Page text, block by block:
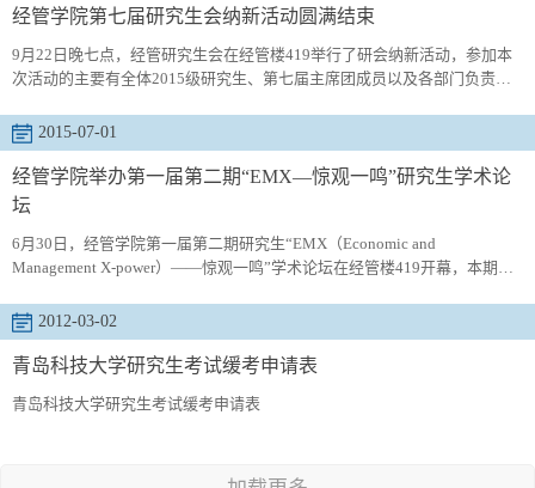
色阴阳棚、光伏菌菇棚、特种苗木棚等棚区，了解了光伏农业全产业链模
经管学院第七届研究生会纳新活动圆满结束
9月22日晚七点，经管研究生会在经管楼419举行了研会纳新活动，参加本
次活动的主要有全体2015级研究生、第七届主席团成员以及各部门负责
部、文艺部、外联部几大部门，每个部门都各具特色、各有所长，职能也
更加丰富多元。纳新活动共分为四个部分进行，首先，研会全体成员向新
同学的到来表示了热烈欢迎，并以视频形式向应聘同学展示了研会以往的
活动及成果。...
2015-07-01
经管学院举办第一届第二期“EMX—惊观一鸣”研究生学术论
坛
6月30日，经管学院第一届第二期研究生“EMX（Economic and
Management X-power）——惊观一鸣”学术论坛在经管楼419开幕，本期论
自己的创业经验为同学们做了分享。从大学毕业后的不断跳槽到读完MBA
后合伙创业再到后来的公司腾飞，王老师用自己的经历与大家探讨了创业
中的问题与困境，并总结出了几点体会：首先，要有圈子，好的圈子代表
2012-03-02
青岛科技大学研究生考试缓考申请表
青岛科技大学研究生考试缓考申请表